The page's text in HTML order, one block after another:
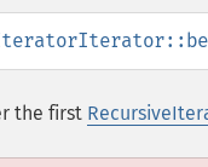
the first